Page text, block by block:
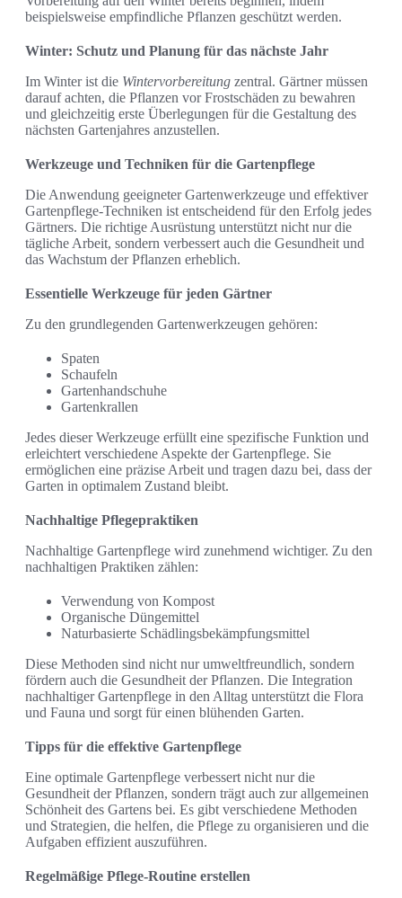
beispielsweise empfindliche Pflanzen geschützt werden.
Winter: Schutz und Planung für das nächste Jahr
Im Winter ist die Wintervorbereitung zentral. Gärtner müssen
darauf achten, die Pflanzen vor Frostschäden zu bewahren
und gleichzeitig erste Überlegungen für die Gestaltung des
nächsten Gartenjahres anzustellen.
Werkzeuge und Techniken für die Gartenpflege
Die Anwendung geeigneter Gartenwerkzeuge und effektiver
Gartenpflege-Techniken ist entscheidend für den Erfolg jedes
Gärtners. Die richtige Ausrüstung unterstützt nicht nur die
tägliche Arbeit, sondern verbessert auch die Gesundheit und
das Wachstum der Pflanzen erheblich.
Essentielle Werkzeuge für jeden Gärtner
Zu den grundlegenden Gartenwerkzeugen gehören:
Spaten
Schaufeln
Gartenhandschuhe
Gartenkrallen
Jedes dieser Werkzeuge erfüllt eine spezifische Funktion und
erleichtert verschiedene Aspekte der Gartenpflege. Sie
ermöglichen eine präzise Arbeit und tragen dazu bei, dass der
Garten in optimalem Zustand bleibt.
Nachhaltige Pflegepraktiken
Nachhaltige Gartenpflege wird zunehmend wichtiger. Zu den
nachhaltigen Praktiken zählen:
Verwendung von Kompost
Organische Düngemittel
Naturbasierte Schädlingsbekämpfungsmittel
Diese Methoden sind nicht nur umweltfreundlich, sondern
fördern auch die Gesundheit der Pflanzen. Die Integration
nachhaltiger Gartenpflege in den Alltag unterstützt die Flora
und Fauna und sorgt für einen blühenden Garten.
Tipps für die effektive Gartenpflege
Eine optimale Gartenpflege verbessert nicht nur die
Gesundheit der Pflanzen, sondern trägt auch zur allgemeinen
Schönheit des Gartens bei. Es gibt verschiedene Methoden
und Strategien, die helfen, die Pflege zu organisieren und die
Aufgaben effizient auszuführen.
Regelmäßige Pflege-Routine erstellen